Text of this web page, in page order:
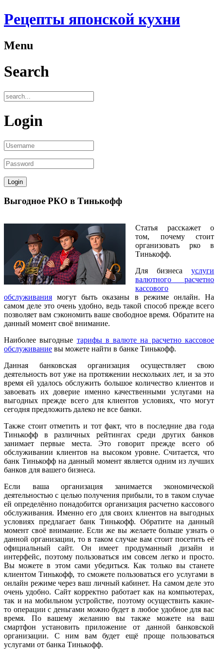
Рецепты японской кухни
Menu
Search
Login
Выгодное РКО в Тинькофф
Статья расскажет о
том, почему стоит
организовать рко в
Тинькофф.
Для бизнеса услуги
валютного расчетно
кассового
обслуживания могут быть оказаны в режиме онлайн. На
самом деле это очень удобно, ведь такой способ прежде всего
позволяет вам сэкономить ваше свободное время. Обратите на
данный момент своё внимание.
Наиболее выгодные тарифы в валюте на расчетно кассовое
обслуживание вы можете найти в банке Тинькофф.
Данная банковская организация осуществляет свою
деятельность вот уже на протяжении нескольких лет, и за это
время ей удалось обслужить большое количество клиентов и
завоевать их доверие именно качественными услугами на
выгодных прежде всего для клиентов условиях, что могут
сегодня предложить далеко не все банки.
Также стоит отметить и тот факт, что в последние два года
Тинькофф в различных рейтингах среди других банков
занимает первые места. Это говорит прежде всего об
обслуживании клиентов на высоком уровне. Считается, что
банк Тинькофф на данный момент является одним из лучших
банков для вашего бизнеса.
Если ваша организация занимается экономической
деятельностью с целью получения прибыли, то в таком случае
ей определённо понадобится организация расчетно кассового
обслуживания. Именно его для своих клиентов на выгодных
условиях предлагает банк Тинькофф. Обратите на данный
момент своё внимание. Если же вы желаете больше узнать о
данной организации, то в таком случае вам стоит посетить её
официальный сайт. Он имеет продуманный дизайн и
интерфейс, поэтому пользоваться им совсем легко и просто.
Вы можете в этом сами убедиться. Как только вы станете
клиентом Тинькофф, то сможете пользоваться его услугами в
онлайн режиме через ваш личный кабинет. На самом деле это
очень удобно. Сайт корректно работает как на компьютерах,
так и на мобильном устройстве, поэтому осуществить какие-
то операции с деньгами можно будет в любое удобное для вас
время. По вашему желанию вы также можете на ваш
смартфон установить приложение от данной банковской
организации. С ним вам будет ещё проще пользоваться
услугами от банка Тинькофф.